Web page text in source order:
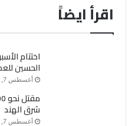
اقرأ ايضاً
اختتام
الحسين
أغسطس 7, 2026
شرق الهند
أغسطس 7, 2026